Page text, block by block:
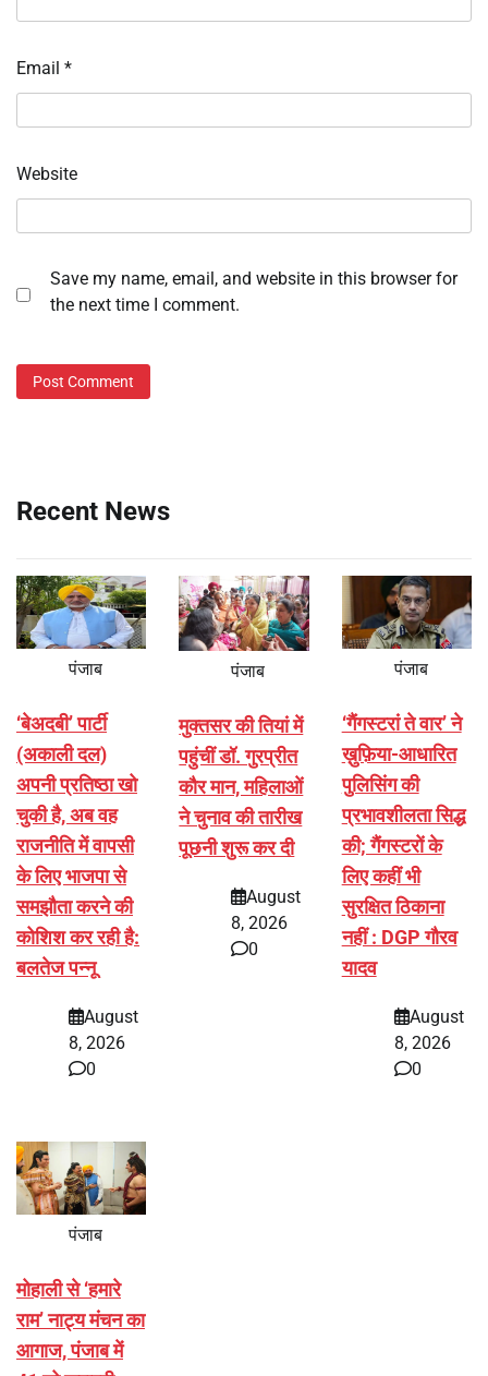
Email *
Website
Save my name, email, and website in this browser for
the next time I comment.
Recent News
पंजाब
‘बेअदबी’ पार्टी
(अकाली दल)
अपनी प्रतिष्ठा खो
चुकी है, अब वह
राजनीति में वापसी
के लिए भाजपा से
समझौता करने की
कोशिश कर रही है:
बलतेज पन्नू
August
8, 2026
0
पंजाब
मुक्तसर की तियां में
पहुंचीं डॉ. गुरप्रीत
कौर मान, महिलाओं
ने चुनाव की तारीख
पूछनी शुरू कर दी
August
8, 2026
0
पंजाब
‘गैंगस्टरां ते वार’ ने
ख़ुफ़िया-आधारित
पुलिसिंग की
प्रभावशीलता सिद्ध
की; गैंगस्टरों के
लिए कहीं भी
सुरक्षित ठिकाना
नहीं : DGP गौरव
यादव
August
8, 2026
0
पंजाब
मोहाली से ‘हमारे
राम’ नाट्य मंचन का
आगाज, पंजाब में